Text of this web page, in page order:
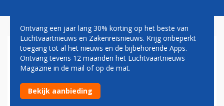
LUFHANSA VIERT 100-JARIG
BESTAAN MET NIEUW
UITERLIJK 787
Ontvang een jaar lang 30% korting op het beste van
Luchtvaartnieuws en Zakenreisnieuws. Krijg onbeperkt
toegang tot al het nieuws en de bijbehorende Apps.
Ontvang tevens 12 maanden het Luchtvaartnieuws
Magazine in de mail of op de mat.
Bekijk aanbieding